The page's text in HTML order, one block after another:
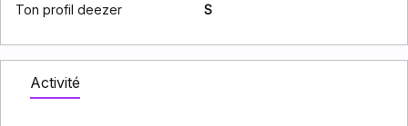
Ton profil deezer
S
Activité